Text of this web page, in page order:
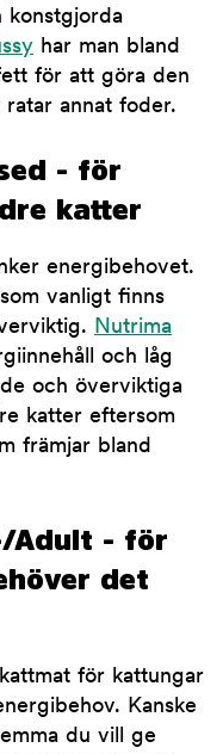
konstgjorda
har man bland
för att göra den
annat foder.
- för
katter
energibehovet.
vanligt finns
Nutrima
och låg
och överviktiga
katter eftersom
främjar bland
Adult - för
det
för kattungar
Kanske
du vill ge